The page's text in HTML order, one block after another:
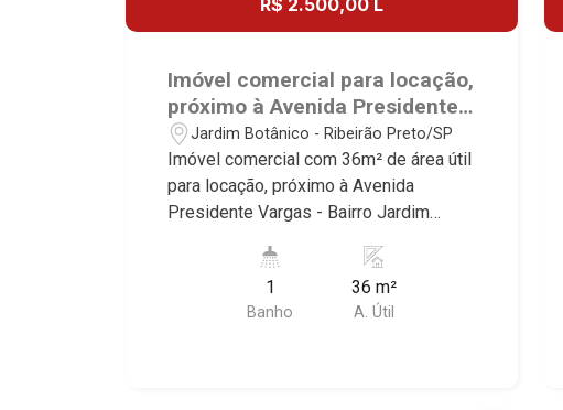
R$ 2.500,00 L
Imóvel comercial para locação,
próximo à Avenida Presidente
Vargas - Ribeirão Preto/SP.
Jardim Botânico - Ribeirão Preto/SP
Imóvel comercial com 36m² de área útil
para locação, próximo à Avenida
Presidente Vargas - Bairro Jardim
as características deste imóvel que a
Martinelli Imobiliária selecionou para
1
Banho
36 m²
A. Útil